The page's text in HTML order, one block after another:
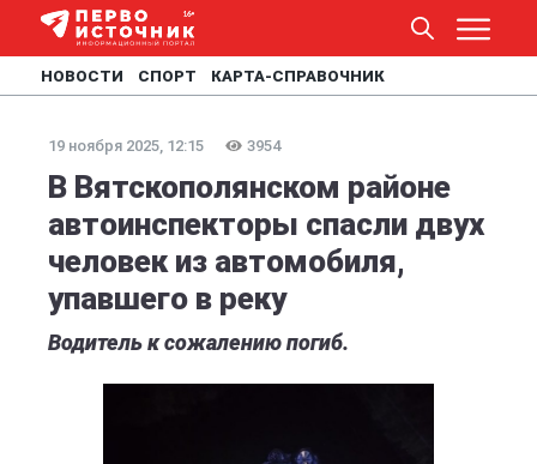
НОВОСТИ СПОРТ КАРТА-СПРАВОЧНИК
19 ноября 2025, 12:15 3954
В Вятскополянском районе
автоинспекторы спасли двух
человек из автомобиля,
упавшего в реку
Водитель к сожалению погиб.